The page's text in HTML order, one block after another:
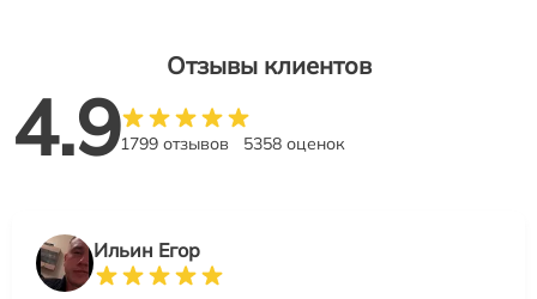
Отзывы клиентов
4.91799 отзывов 5358 оценок
Ильин Егор